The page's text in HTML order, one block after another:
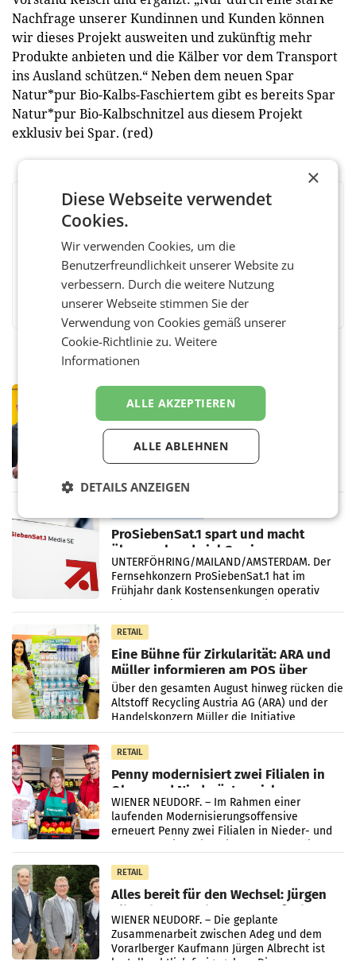
Nachfrage unserer Kundinnen und Kunden können
wir dieses Projekt ausweiten und zukünftig mehr
Produkte anbieten und die Kälber vor dem Transport
ins Ausland schützen.“ Neben dem neuen Spar
Natur*pur Bio-Kalbs-Faschiertem gibt es bereits Spar
Natur*pur Bio-Kalbschnitzel aus diesem Projekt
exklusiv bei Spar. (red)
BEWERTEN SIE DIESEN ARTIKEL
FacebookTwitter MessengerWhatsAppLinkedInXING Teilen
Österreichische Post: Umsatzplus im
ersten Halbjahr trotz schwachem
Briefgeschäft
WIEN Die Österreichische Post AG hat im
ersten Halbjahr 2026 einen Konzernumsatz
einem Plus von 3,8 Prozent gegenüber dem
ProSiebenSat.1 spart und macht
überraschend viel Gewinn
UNTERFÖHRING/MAILAND/AMSTERDAM. Der
Fernsehkonzern ProSiebenSat.1 hat im
Frühjahr dank Kostensenkungen operativ
RETAIL
Eine Bühne für Zirkularität: ARA und
Müller informieren am POS über
Kreislauffähigkeit
Über den gesamten August hinweg rücken die
Altstoff Recycling Austria AG (ARA) und der
Handelskonzern Müller die Initiative
„Kreislauf-Helden“ in allen österreichischen
Müller-Filialen
RETAIL
Penny modernisiert zwei Filialen in
Ober- und Niederösterreich
WIENER NEUDORF. – Im Rahmen einer
laufenden Modernisierungsoffensive
erneuert Penny zwei Filialen in Nieder- und
RETAIL
Alles bereit für den Wechsel: Jürgen
Albrecht setzt ab 1.1.2027 auf Adeg
WIENER NEUDORF. – Die geplante
Zusammenarbeit zwischen Adeg und dem
Vorarlberger Kaufmann Jürgen Albrecht ist
×
Diese Webseite verwendet
Cookies.
Wir verwenden Cookies, um die
Benutzerfreundlichkeit unserer Website zu
verbessern. Durch die weitere Nutzung
unserer Webseite stimmen Sie der
Verwendung von Cookies gemäß unserer
Cookie-Richtlinie zu.Weitere
Informationen
ALLE AKZEPTIEREN
ALLE ABLEHNEN
DETAILS ANZEIGEN